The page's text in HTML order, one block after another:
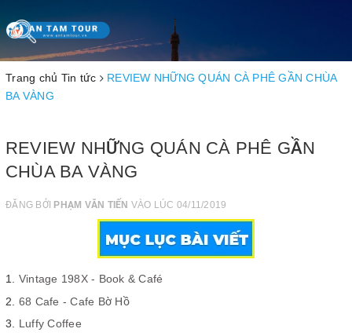
Toggle
navigation
Trang chủ Tin tức
REVIEW NHỮNG QUÁN CÀ PHÊ GẦN CHÙA
BA VÀNG
REVIEW NHỮNG QUÁN CÀ PHÊ GẦN
CHÙA BA VÀNG
ĐĂNG BỞI PHẠM VĂN TIẾN VÀO LÚC 04/11/2019
Vintage 198X - Book & Café
68 Cafe - Cafe Bờ Hồ
Luffy Coffee